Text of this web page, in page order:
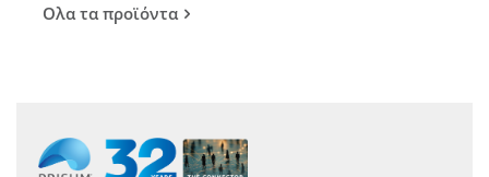
Ολα τα προϊόντα